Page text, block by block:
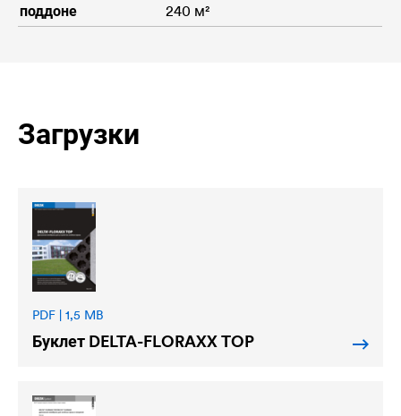
поддоне
240 м²
Загрузки
PDF | 1,5 MB
Буклет DELTA-FLORAXX TOP